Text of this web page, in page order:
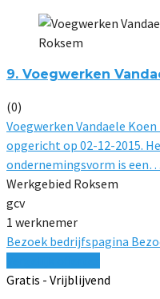
9. Voegwerken
(0)
Voegwerken Vandaele
opgericht op 02-12-2015.
ondernemingsvorm is een…
Werkgebied Roksem
gcv
1 werknemer
Bezoek bedrijfspagina
Gratis - Vrijblijvend